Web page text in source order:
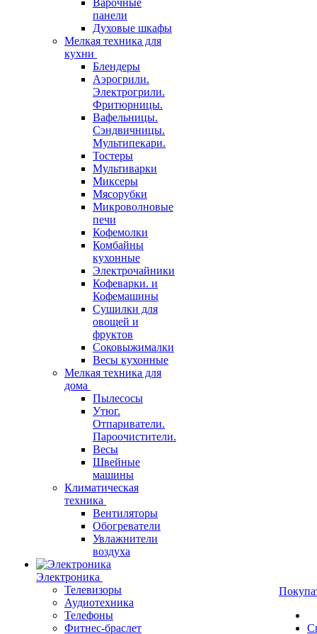
Варочные
панели
Духовые шкафы
Мелкая техника для
кухни
Блендеры
Аэрогрили.
Электрогрили.
Фритюрницы.
Вафельницы.
Сэндвичницы.
Мультипекари.
Тостеры
Мультиварки
Миксеры
Мясорубки
Микроволновые
печи
Кофемолки
Комбайны
кухонные
Электрочайники
Кофеварки. и
Кофемашины
Сушилки для
овощей и
фруктов
Соковыжималки
Весы кухонные
Мелкая техника для
дома
Пылесосы
Утюг.
Отпариватели.
Пароочистители.
Весы
Швейные
машины
Климатическая
техника
Вентиляторы
Обогреватели
Увлажнители
воздуха
Электроника
Телевизоры
Аудиотехника
Телефоны
Фитнес-браслет